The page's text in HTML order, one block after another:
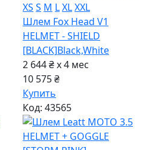
XS S M LXLXXL
Шлем Fox Head V1
HELMET - SHIELD
[BLACK]Black,White
2 644 ₴ x 4 мес
10 575 ₴
Купить
Код: 43565